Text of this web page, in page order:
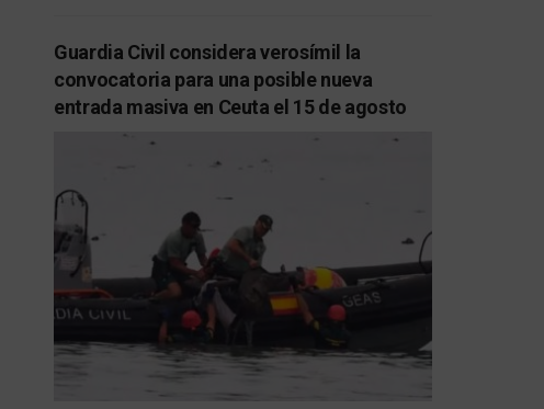
Guardia Civil considera verosímil la
convocatoria para una posible nueva
entrada masiva en Ceuta el 15 de agosto